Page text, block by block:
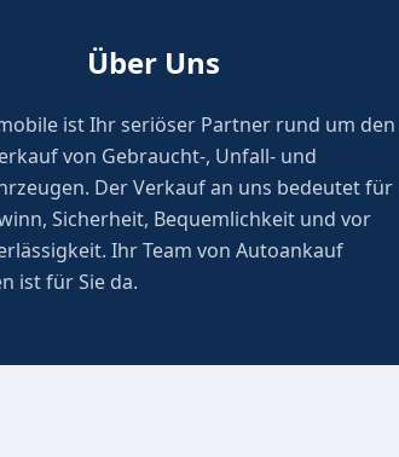
Über Uns
ist Ihr seriöser Partner rund um den
von Gebraucht-, Unfall- und
Der Verkauf an uns bedeutet für
Sicherheit, Bequemlichkeit und vor
Ihr Team von Autoankauf
ist für Sie da.